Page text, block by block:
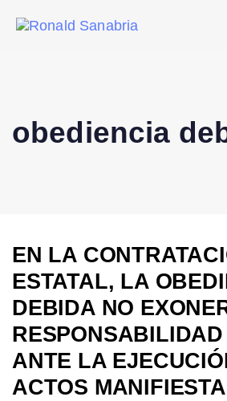
obediencia
EN LA
ESTATAL, LA
DEBIDA NO
ANTE LA
ACTOS